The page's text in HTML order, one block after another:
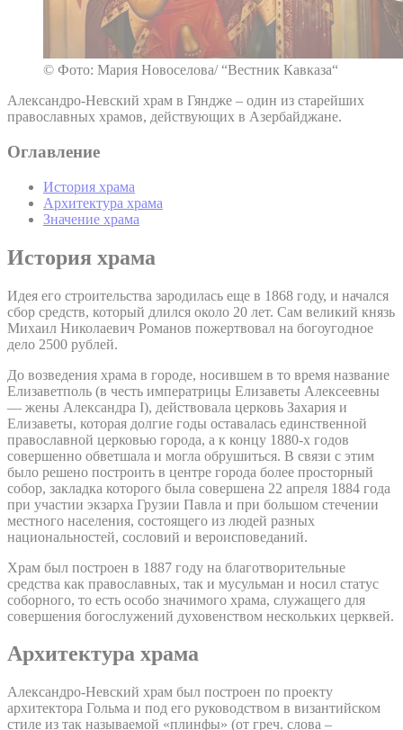
© Фото: Мария Новоселова/ “Вестник Кавказа“
Александро-Невский храм в Гяндже – один из старейших
православных храмов, действующих в Азербайджане.
Оглавление
История храма
Архитектура храма
Значение храма
История храма
Идея его строительства зародилась еще в 1868 году, и начался
сбор средств, который длился около 20 лет. Сам великий князь
Михаил Николаевич Романов пожертвовал на богоугодное
дело 2500 рублей.
До возведения храма в городе, носившем в то время название
Елизаветполь (в честь императрицы Елизаветы Алексеевны
— жены Александра I), действовала церковь Захария и
Елизаветы, которая долгие годы оставалась единственной
православной церковью города, а к концу 1880-х годов
совершенно обветшала и могла обрушиться. В связи с этим
было решено построить в центре города более просторный
собор, закладка которого была совершена 22 апреля 1884 года
при участии экзарха Грузии Павла и при большом стечении
местного населения, состоящего из людей разных
национальностей, сословий и вероисповеданий.
Храм был построен в 1887 году на благотворительные
средства как православных, так и мусульман и носил статус
соборного, то есть особо значимого храма, служащего для
совершения богослужений духовенством нескольких церквей.
Архитектура храма
Александро-Невский храм был построен по проекту
архитектора Гольма и под его руководством в византийском
стиле из так называемой «плинфы» (от греч. слова –